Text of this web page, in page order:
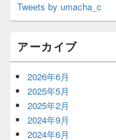
Tweets by umacha_c
アーカイブ
2026年6月
2025年5月
2025年2月
2024年9月
2024年6月